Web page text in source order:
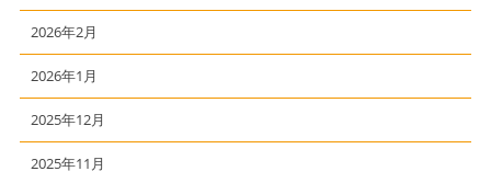
2026年2月
2026年1月
2025年12月
2025年11月